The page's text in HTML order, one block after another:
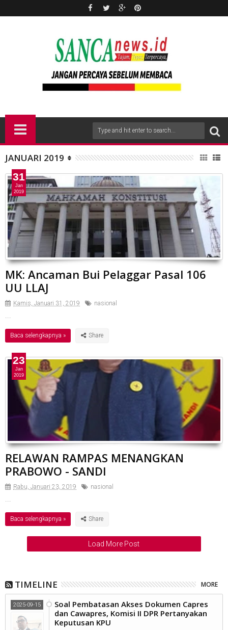
JANUARI 2019
MK: Ancaman Bui Pelaggar Pasal 106
UU LLAJ
Kamis, Januari 31, 2019 nasional
...
Baca selengkapnya »
31
Jan
2019
RELAWAN RAMPAS MENANGKAN
PRABOWO - SANDI
Rabu, Januari 23, 2019 nasional
...
Baca selengkapnya »
23
Jan
2019
Load More Post
TIMELINE MORE
Soal Pembatasan Akses Dokumen Capres
dan Cawapres, Komisi II DPR Pertanyakan
Keputusan KPU
2025-09-15